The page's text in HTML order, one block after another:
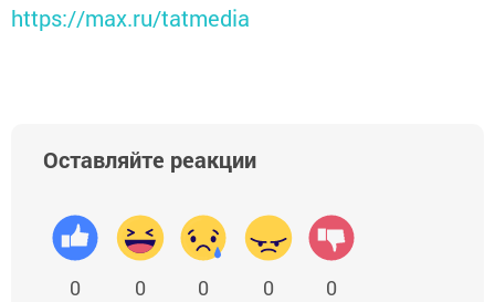
https://max.ru/tatmedia
Оставляйте реакции
0 0 0 0 0